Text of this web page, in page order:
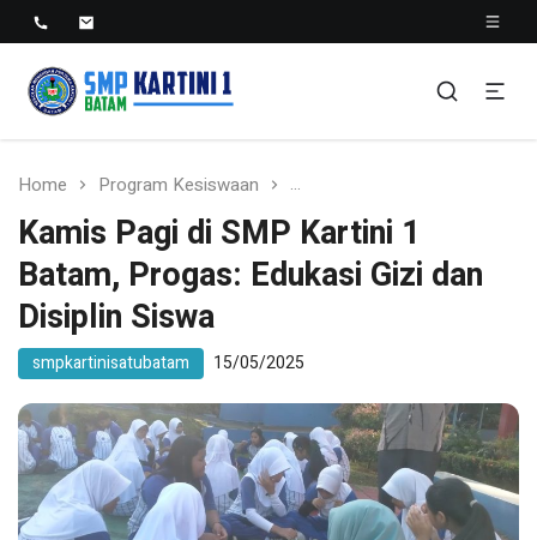
Home Program Kesiswaan Kamis Pagi di SMP Kartini 1
Kamis Pagi di SMP Kartini 1
Batam, Progas: Edukasi Gizi dan
Disiplin Siswa
smpkartinisatubatam 15/05/2025